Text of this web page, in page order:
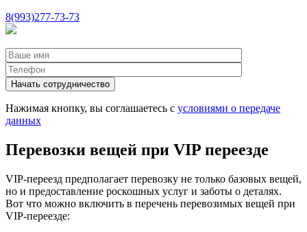
8(993)277-73-73
Нажимая кнопку, вы соглашаетесь с условиями о передаче
данных
Перевозки вещей при VIP переезде
VIP-переезд предполагает перевозку не только базовых вещей,
но и предоставление роскошных услуг и заботы о деталях.
Вот что можно включить в перечень перевозимых вещей при
VIP-переезде: